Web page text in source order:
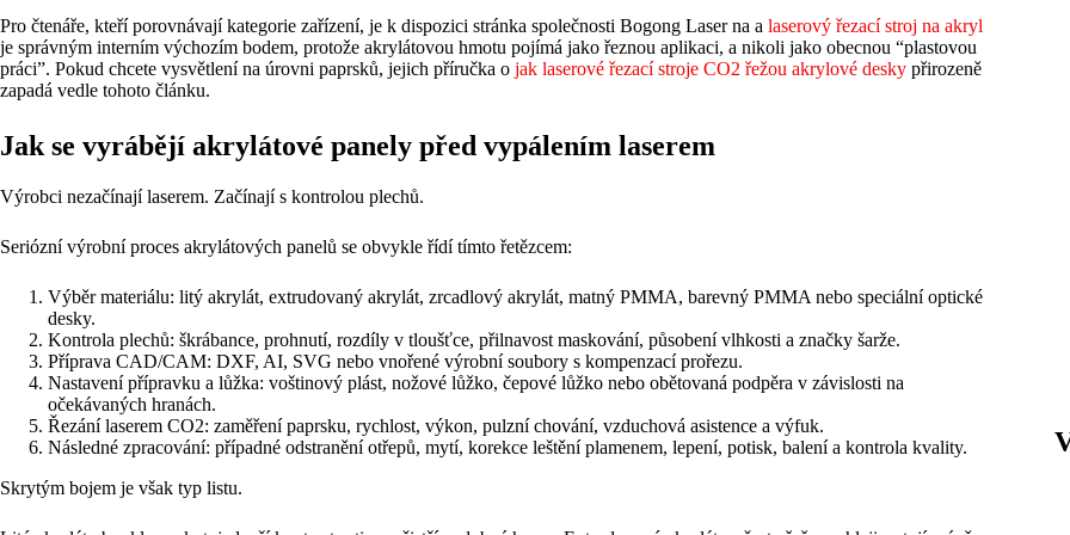
Pro čtenáře, kteří porovnávají kategorie zařízení, je k dispozici stránka společnosti Bogong Laser na a laserový řezací stroj na akryl
je správným interním výchozím bodem, protože akrylátovou hmotu pojímá jako řeznou aplikaci, a nikoli jako obecnou “plastovou
práci”. Pokud chcete vysvětlení na úrovni paprsků, jejich příručka o jak laserové řezací stroje CO2 řežou akrylové desky přirozeně
zapadá vedle tohoto článku.
Jak se vyrábějí akrylátové panely před vypálením laserem
Výrobci nezačínají laserem. Začínají s kontrolou plechů.
Seriózní výrobní proces akrylátových panelů se obvykle řídí tímto řetězcem:
Výběr materiálu: litý akrylát, extrudovaný akrylát, zrcadlový akrylát, matný PMMA, barevný PMMA nebo speciální optické
desky.
Kontrola plechů: škrábance, prohnutí, rozdíly v tloušťce, přilnavost maskování, působení vlhkosti a značky šarže.
Příprava CAD/CAM: DXF, AI, SVG nebo vnořené výrobní soubory s kompenzací prořezu.
Nastavení přípravku a lůžka: voštinový plást, nožové lůžko, čepové lůžko nebo obětovaná podpěra v závislosti na
očekávaných hranách.
Řezání laserem CO2: zaměření paprsku, rychlost, výkon, pulzní chování, vzduchová asistence a výfuk.
Následné zpracování: případné odstranění otřepů, mytí, korekce leštění plamenem, lepení, potisk, balení a kontrola kvality.
Skrytým bojem je však typ listu.